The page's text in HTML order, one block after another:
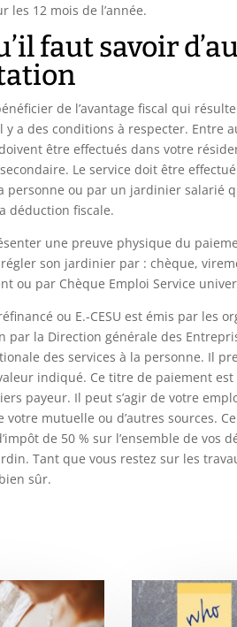
les 12 mois de l’année.
faut savoir
de l’avantage fiscal qui
a des conditions à respecter. Entre
être effectués dans votre
Le service doit être
personne ou par un jardinier salarié
déduction fiscale.
une preuve physique du
son jardinier par : chèque,
ou par Chèque Emploi Service
ou E.-CESU est émis par les
par la Direction générale des
des services à la personne. Il
indiqué. Ce titre de paiement
payeur. Il peut s’agir de votre
votre mutuelle ou d’autres sources.
de 50 % sur l’ensemble de vos
Tant que vous restez sur les
sûr.